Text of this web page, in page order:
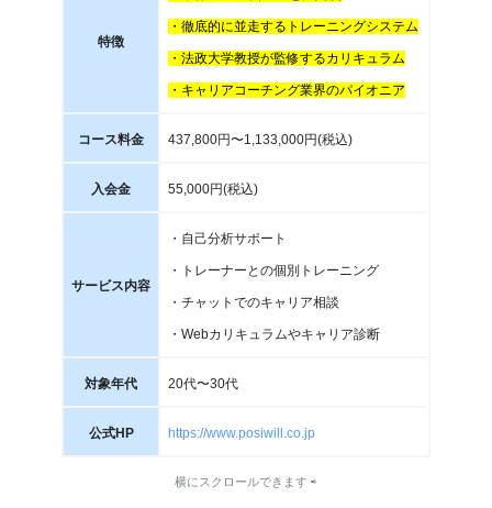
特徴
・徹底的に並走するトレーニングシステム
・法政大学教授が監修するカリキュラム
・キャリアコーチング業界のパイオニア
コース料金 437 ,800円〜1,133,000円(税込)
入会金 55,000円(税込)
サービス内容
・自己分析サポート
・トレーナーとの個別トレーニング
・チャットでのキャリア相談
・Webカリキュラムやキャリア診断
対象年代 20代〜30代
公式HP https://www.posiwill.co.jp
横にスクロールできます ⇨